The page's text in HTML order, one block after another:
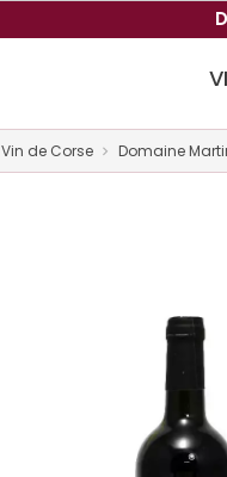
Vin de Corse Domaine